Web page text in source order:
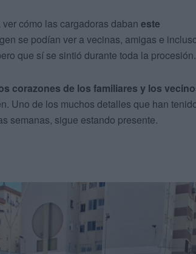
cómo las cargadoras daban este
se podían ver a vecinas, amigas e
que sí se sintió durante toda la procesión.
corazones de los familiares y los
Uno de los muchos detalles que han
semanas, sigue estando presente.